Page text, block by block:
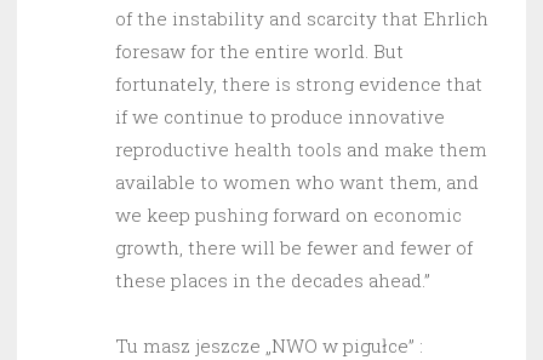
of the instability and scarcity that Ehrlich
foresaw for the entire world. But
fortunately, there is strong evidence that
if we continue to produce innovative
reproductive health tools and make them
available to women who want them, and
we keep pushing forward on economic
growth, there will be fewer and fewer of
these places in the decades ahead.”
Tu masz jeszcze „NWO w pigułce” :